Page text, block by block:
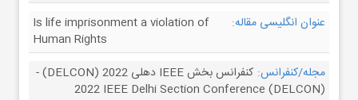
عنوان انگلیسی مقاله:
Is life imprisonment a violation of
Human Rights
مجله/کنفرانس:
کنفرانس بخش IEEE دهلی 2022 (DELCON) -
2022 IEEE Delhi Section Conference (DELCON)